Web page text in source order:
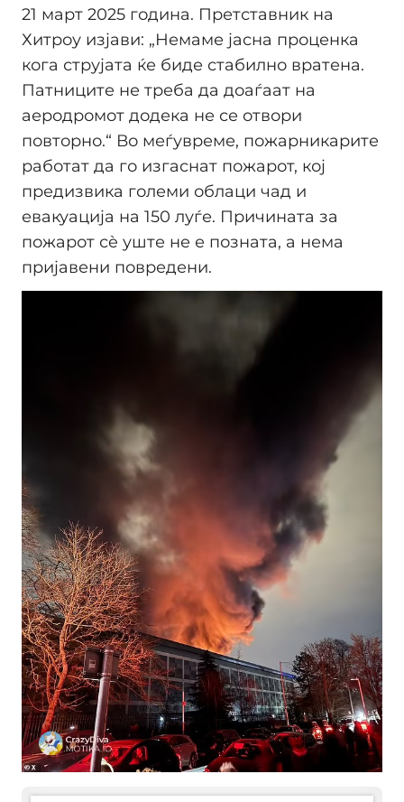
21 март 2025 година. Претставник на
Хитроу изјави: „Немаме јасна проценка
кога струјата ќе биде стабилно вратена.
Патниците не треба да доаѓаат на
аеродромот додека не се отвори
повторно.“ Во меѓувреме, пожарникарите
работат да го изгаснат пожарот, кој
предизвика големи облаци чад и
евакуација на 150 луѓе. Причината за
пожарот сè уште не е позната, а нема
пријавени повредени.